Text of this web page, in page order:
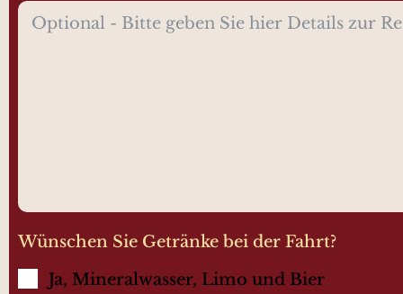
Wünschen Sie Getränke bei der Fahrt?
Ja, Mineralwasser, Limo und Bier